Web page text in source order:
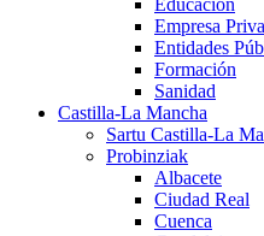
Educación
Empresa
Entidades
Formación
Sanidad
Castilla-La Mancha
Sartu Castilla-La
Probinziak
Albacete
Ciudad Real
Cuenca